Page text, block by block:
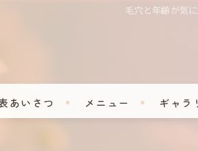
毛穴と年齢が気
あいさつ メニュー ギャラ